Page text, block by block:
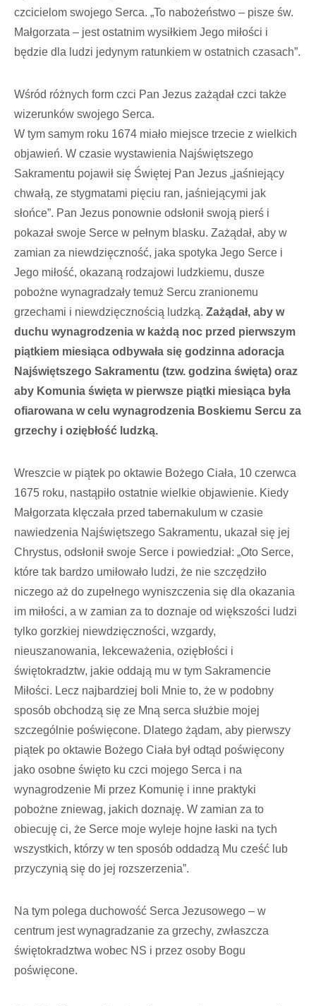
czcicielom swojego Serca. „To nabożeństwo – pisze św.
Małgorzata – jest ostatnim wysiłkiem Jego miłości i
będzie dla ludzi jedynym ratunkiem w ostatnich czasach”.
Wśród różnych form czci Pan Jezus zażądał czci także
wizerunków swojego Serca.
W tym samym roku 1674 miało miejsce trzecie z wielkich
objawień. W czasie wystawienia Najświętszego
Sakramentu pojawił się Świętej Pan Jezus „jaśniejący
chwałą, ze stygmatami pięciu ran, jaśniejącymi jak
słońce”. Pan Jezus ponownie odsłonił swoją pierś i
pokazał swoje Serce w pełnym blasku. Zażądał, aby w
zamian za niewdzięczność, jaka spotyka Jego Serce i
Jego miłość, okazaną rodzajowi ludzkiemu, dusze
pobożne wynagradzały temuż Sercu zranionemu
grzechami i niewdzięcznością ludzką. Zażądał, aby w
duchu wynagrodzenia w każdą noc przed pierwszym
piątkiem miesiąca odbywała się godzinna adoracja
Najświętszego Sakramentu (tzw. godzina święta) oraz
aby Komunia święta w pierwsze piątki miesiąca była
ofiarowana w celu wynagrodzenia Boskiemu Sercu za
grzechy i oziębłość ludzką.
Wreszcie w piątek po oktawie Bożego Ciała, 10 czerwca
1675 roku, nastąpiło ostatnie wielkie objawienie. Kiedy
Małgorzata klęczała przed tabernakulum w czasie
nawiedzenia Najświętszego Sakramentu, ukazał się jej
Chrystus, odsłonił swoje Serce i powiedział: „Oto Serce,
które tak bardzo umiłowało ludzi, że nie szczędziło
niczego aż do zupełnego wyniszczenia się dla okazania
im miłości, a w zamian za to doznaje od większości ludzi
tylko gorzkiej niewdzięczności, wzgardy,
nieuszanowania, lekceważenia, oziębłości i
świętokradztw, jakie oddają mu w tym Sakramencie
Miłości. Lecz najbardziej boli Mnie to, że w podobny
sposób obchodzą się ze Mną serca służbie mojej
szczególnie poświęcone. Dlatego żądam, aby pierwszy
piątek po oktawie Bożego Ciała był odtąd poświęcony
jako osobne święto ku czci mojego Serca i na
wynagrodzenie Mi przez Komunię i inne praktyki
pobożne zniewag, jakich doznaję. W zamian za to
obiecuję ci, że Serce moje wyleje hojne łaski na tych
wszystkich, którzy w ten sposób oddadzą Mu cześć lub
przyczynią się do jej rozszerzenia”.
Na tym polega duchowość Serca Jezusowego – w
centrum jest wynagradzanie za grzechy, zwłaszcza
świętokradztwa wobec NS i przez osoby Bogu
poświęcone.